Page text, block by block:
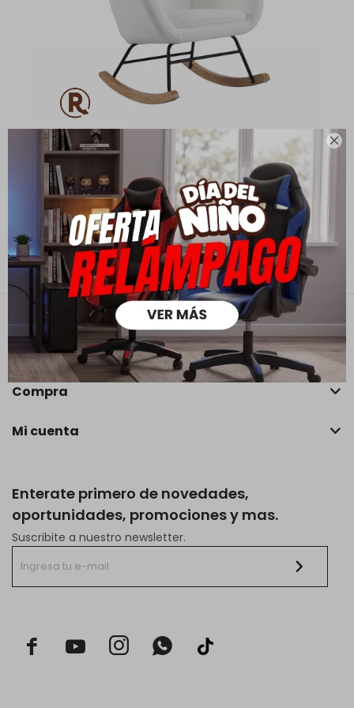

Mecedora Nube
11.990 $ 18.990
$8.393
$9.592
Enterate primero de novedades,
oportunidades, promociones y mas.
Suscribite a nuestro newsletter.
  
Contacto
Empresa
Compra
Mi cuenta